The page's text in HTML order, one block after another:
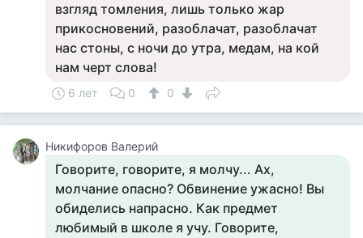
взгляд томления, лишь только жар
прикосновений, разоблачат, разоблачат
нас стоны, с ночи до утра, медам, на кой
нам черт слова!
6 лет 0 0
Никифоров Валерий
Говорите, говорите, я молчу... Ах,
молчание опасно? Обвинение ужасно! Вы
обиделись напрасно. Как предмет
любимый в школе я учу. Говорите,